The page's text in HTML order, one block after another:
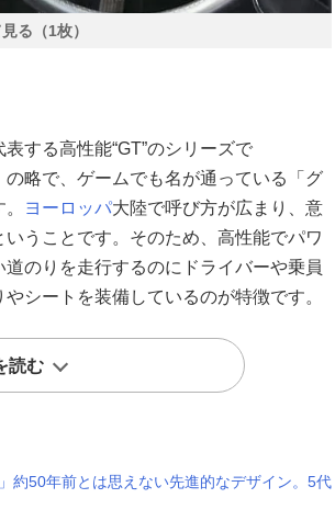
る（1枚）
表する高性能“GT”のシリーズで
の略で、ゲームでも名が通っている「グ
ヨーロッパ大陸で呼び方が広まり、意
うことです。そのため、高性能でパワ
のりを走行するのにドライバーや乗員
シートを装備しているのが特徴です。
読む
約50年前とは思えない先進的なデザイン。5代